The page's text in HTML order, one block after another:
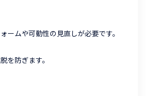
ームや可動性の見直しが必要です。
を防ぎます。